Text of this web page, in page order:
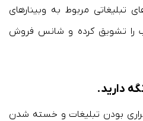
تبلیغاتی مربوط به وبینارهای
را تشویق کرده و شانس فروش
دارید.
بودن تبلیغات‌ و خسته شدن